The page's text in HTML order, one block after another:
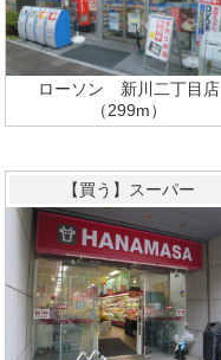
ローソン 新川二丁目店
（299m）
【買う】スーパー